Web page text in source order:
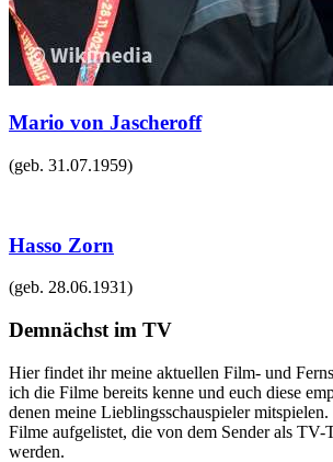
Mario von Jascheroff
(geb. 31.07.1959)
Hasso Zorn
(geb. 28.06.1931)
Demnächst im TV
Hier findet ihr meine aktuellen Film- und
ich die Filme bereits kenne und euch diese
denen meine Lieblingsschauspieler mitspielen.
Filme aufgelistet, die von dem Sender als TV-
werden.